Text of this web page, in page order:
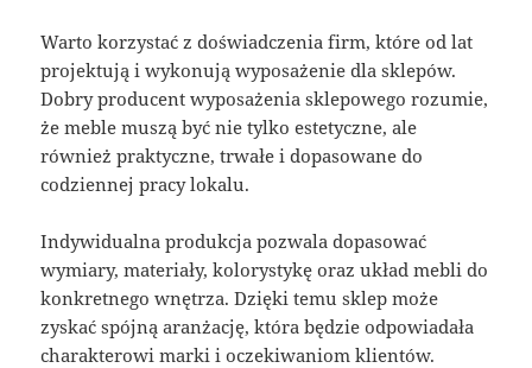
Warto korzystać z doświadczenia firm, które od lat
projektują i wykonują wyposażenie dla sklepów.
Dobry producent wyposażenia sklepowego rozumie,
że meble muszą być nie tylko estetyczne, ale
również praktyczne, trwałe i dopasowane do
codziennej pracy lokalu.
Indywidualna produkcja pozwala dopasować
wymiary, materiały, kolorystykę oraz układ mebli do
konkretnego wnętrza. Dzięki temu sklep może
zyskać spójną aranżację, która będzie odpowiadała
charakterowi marki i oczekiwaniom klientów.